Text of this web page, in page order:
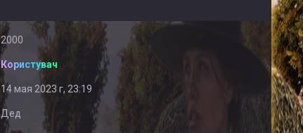
2000
Користувач
14 мая 2023 г, 23:19
Дед